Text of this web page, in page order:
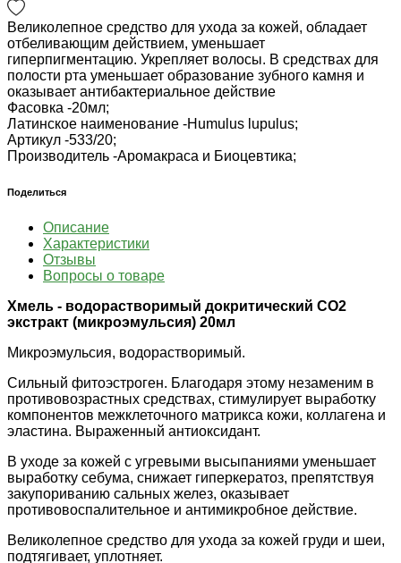
Великолепное средство для ухода за кожей, обладает
отбеливающим действием, уменьшает
гиперпигментацию. Укрепляет волосы. В средствах для
полости рта уменьшает образование зубного камня и
оказывает антибактериальное действие
Фасовка -20мл;
Латинское наименование -Humulus lupulus;
Артикул -533/20;
Производитель -Аромакраса и Биоцевтика;
Поделиться
Описание
Характеристики
Отзывы
Вопросы о товаре
Хмель - водорастворимый докритический СО2
экстракт (микроэмульсия) 20мл
Микроэмульсия, водорастворимый.
Сильный фитоэстроген. Благодаря этому незаменим в
противовозрастных средствах, стимулирует выработку
компонентов межклеточного матрикса кожи, коллагена и
эластина. Выраженный антиоксидант.
В уходе за кожей с угревыми высыпаниями уменьшает
выработку себума, снижает гиперкератоз, препятствуя
закупориванию сальных желез, оказывает
противовоспалительное и антимикробное действие.
Великолепное средство для ухода за кожей груди и шеи,
подтягивает, уплотняет.